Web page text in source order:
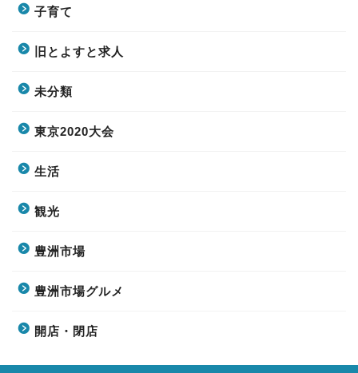
子育て
旧とよすと求人
未分類
東京2020大会
生活
観光
豊洲市場
豊洲市場グルメ
開店・閉店